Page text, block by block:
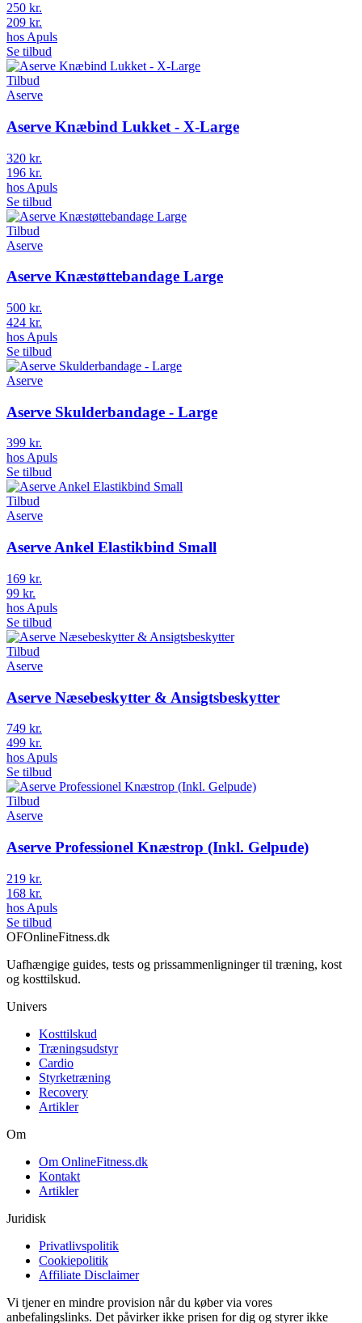
250 kr.
209 kr.
hos Apuls
Se tilbud
Tilbud
Aserve
Aserve Knæbind Lukket - X-Large
320 kr.
196 kr.
hos Apuls
Se tilbud
Tilbud
Aserve
Aserve Knæstøttebandage Large
500 kr.
424 kr.
hos Apuls
Se tilbud
Aserve
Aserve Skulderbandage - Large
399 kr.
hosApuls
Se tilbud
Tilbud
Aserve
Aserve Ankel Elastikbind Small
169 kr.
99 kr.
hos Apuls
Se tilbud
Tilbud
Aserve
Aserve Næsebeskytter & Ansigtsbeskytter
749 kr.
499 kr.
hos Apuls
Se tilbud
Tilbud
Aserve
Aserve Professionel Knæstrop (Inkl. Gelpude)
219 kr.
168 kr.
hos Apuls
Se tilbud
OFOnlineFitness.dk
Uafhængige guides, tests og prissammenligninger til træning, kost
og kosttilskud.
Univers
Kosttilskud
Træningsudstyr
Cardio
Styrketræning
Recovery
Artikler
Om
Om OnlineFitness.dk
Kontakt
Artikler
Juridisk
Privatlivspolitik
Cookiepolitik
Affiliate Disclaimer
Vi tjener en mindre provision når du køber via vores
anbefalingslinks. Det påvirker ikke prisen for dig og styrer ikke